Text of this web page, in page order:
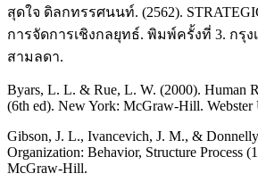
สุดใจ ดิลกทรรศนนท์. (2562).
การจัดการเชิงกลยุทธ์. พิมพ์ครั้งที่ 3. กรุ
สามลดา.
Byars, L. L. & Rue, L. W. (2000). Human
(6th ed). New York: McGraw-Hill. Webster
Gibson, J. L., Ivancevich, J. M., &
Organization: Behavior, Structure Process
McGraw-Hill.